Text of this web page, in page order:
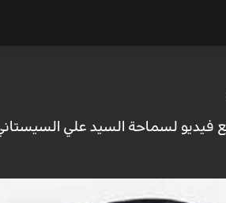
فيديو لسماحة السيد علي